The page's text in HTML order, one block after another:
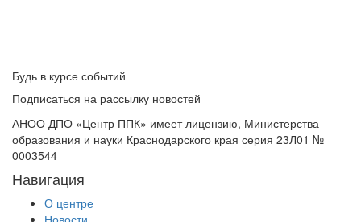
Будь в курсе событий
Подписаться на рассылку новостей
АНОО ДПО «Центр ППК» имеет лицензию, Министерства
образования и науки Краснодарского края серия 23Л01 №
0003544
Навигация
О центре
Новости